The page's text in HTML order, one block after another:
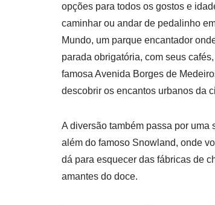
opções para todos os gostos e
caminhar ou andar de pedalinho
Mundo, um parque encantador
parada obrigatória, com seus
famosa Avenida Borges de
descobrir os encantos urbanos da
A diversão também passa por uma
além do famoso Snowland, onde
dá para esquecer das fábricas de
amantes do doce.